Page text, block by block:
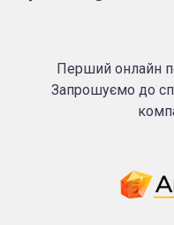
Перший онлайн
Запрошуємо до